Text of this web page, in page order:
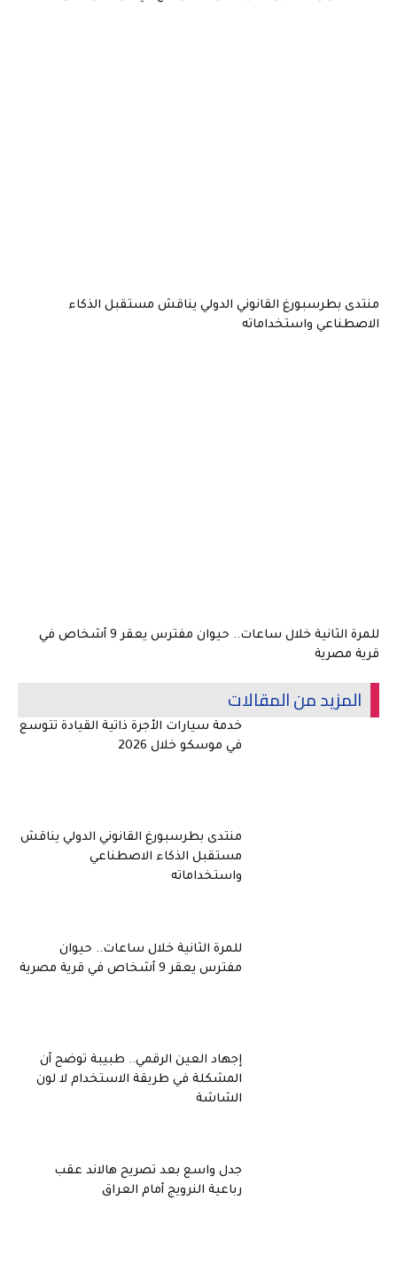
منتدى بطرسبورغ القانوني الدولي يناقش مستقبل الذكاء
الاصطناعي واستخداماته
للمرة الثانية خلال ساعات.. حيوان مفترس يعقر 9 أشخاص في
قرية مصرية
المزيد من المقالات
خدمة سيارات الأجرة ذاتية القيادة تتوسع
في موسكو خلال 2026
منتدى بطرسبورغ القانوني الدولي يناقش
مستقبل الذكاء الاصطناعي
واستخداماته
للمرة الثانية خلال ساعات.. حيوان
مفترس يعقر 9 أشخاص في قرية مصرية
إجهاد العين الرقمي.. طبيبة توضح أن
المشكلة في طريقة الاستخدام لا لون
الشاشة
جدل واسع بعد تصريح هالاند عقب
رباعية النرويج أمام العراق